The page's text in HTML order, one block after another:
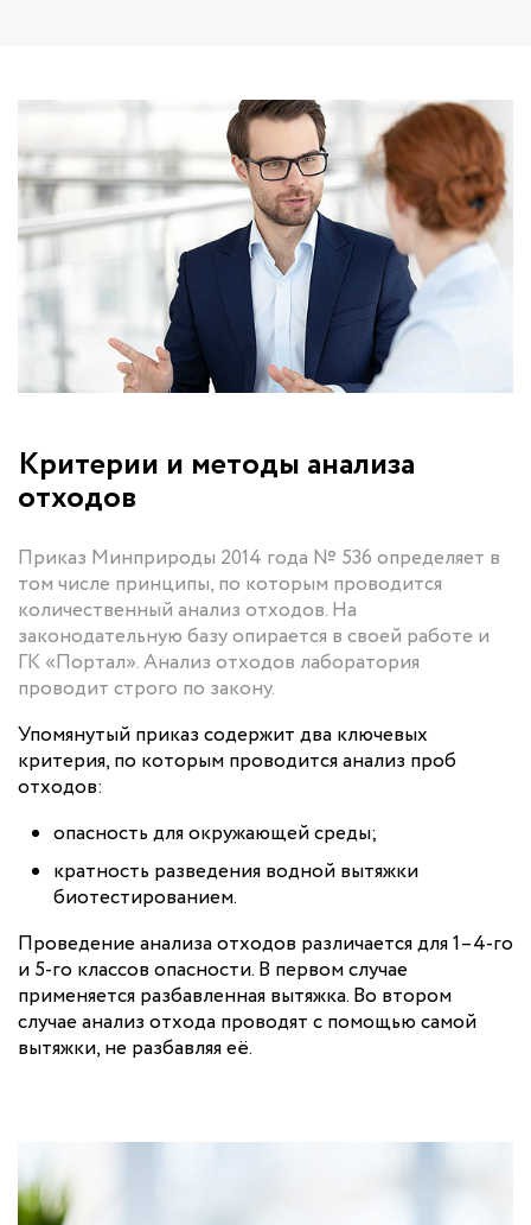
Критерии и методы анализа
отходов
Приказ Минприроды 2014 года № 536 определяет в
том числе принципы, по которым проводится
количественный анализ отходов. На
законодательную базу опирается в своей работе и
ГК «Портал». Анализ отходов лаборатория
проводит строго по закону.
Упомянутый приказ содержит два ключевых
критерия, по которым проводится анализ проб
отходов:
опасность для окружающей среды;
кратность разведения водной вытяжки
биотестированием.
Проведение анализа отходов различается для 1–4-го
и 5-го классов опасности. В первом случае
применяется разбавленная вытяжка. Во втором
случае анализ отхода проводят с помощью самой
вытяжки, не разбавляя её.